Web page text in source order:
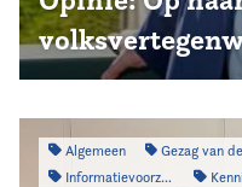
Algemeen Gezag van de
Informatievoorziening